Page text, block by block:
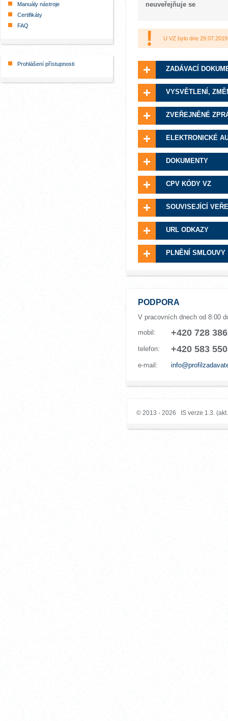
Manuály nástroje
Certifikáty
FAQ
Prohlášení přístupnosti
neuveřejňuje se
U VZ bylo dne
ZADÁVACÍ
VYSVĚTLENÍ,
ZVEŘEJNĚNÉ
ELEKTRONICKÉ
DOKUMENTY
CPV KÓDY VZ
SOUVISEJÍCÍ
URL ODKAZY
PLNĚNÍ SMLOUVY
PODPORA
V pracovních dnech od 8:00
mobil:
+420 728
telefon: +420 583
e-mail:
© 2013 - 2026 IS verze 1.3.